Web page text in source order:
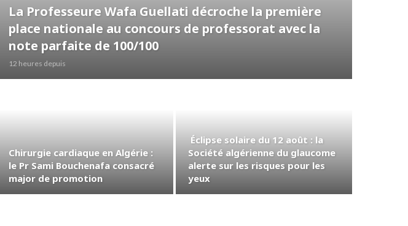
La Professeure Wafa Guellati décroche la première
place nationale au concours de professorat avec la
note parfaite de 100/100
12 heures depuis
Chirurgie cardiaque en Algérie :
le Pr Sami Bouchenafa consacré
major de promotion
Éclipse solaire du 12 août : la
Société algérienne du glaucome
alerte sur les risques pour les
yeux